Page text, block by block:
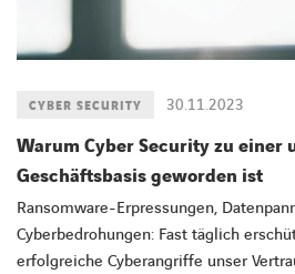
30.11.2023
CYBER SECURITY
Warum Cyber Security zu einer
Geschäftsbasis geworden ist
Ransomware-Erpressungen,
Cyberbedrohungen: Fast täglich
erfolgreiche Cyberangriffe unser